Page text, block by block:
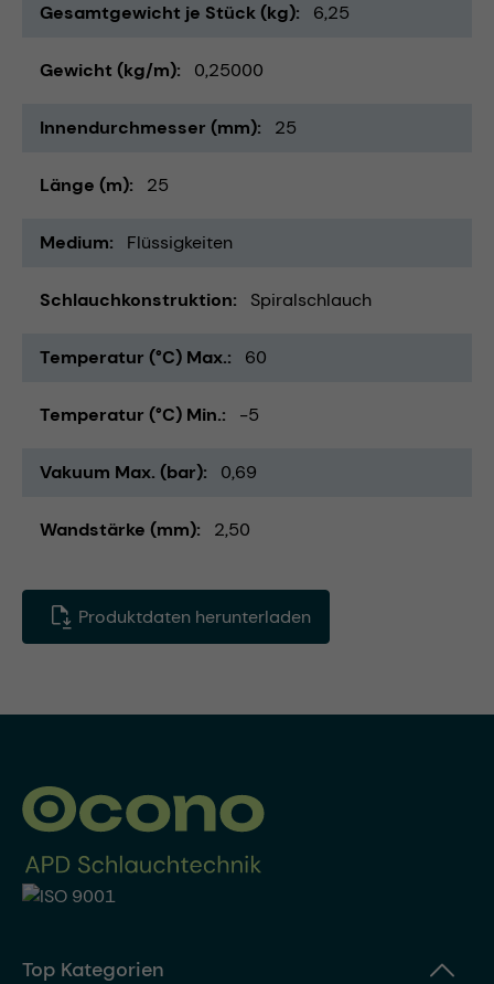
Gesamtgewicht je Stück (kg) 6,25
Gewicht (kg/m) 0,25000
Innendurchmesser (mm) 25
Länge (m) 25
Medium Flüssigkeiten
Schlauchkonstruktion Spiralschlauch
Temperatur (°C) Max. 60
Temperatur (°C) Min. -5
Vakuum Max. (bar) 0,69
Wandstärke (mm) 2,50
Produktdaten herunterladen
Top Kategorien